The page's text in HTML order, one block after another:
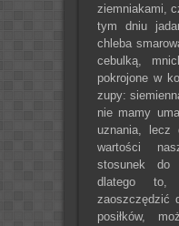
ziemniakami,
tym dniu
chleba
cebulką,
pokrojone w
zupy:
nie mamy
uznania, lecz
wartości
stosunek do
dlatego
zaoszczędzić
posiłków,